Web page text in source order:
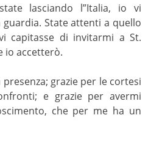
lasciando l”Italia, io vi
State attenti a quello
capitasse di invitarmi a St.
io accetterò.
grazie per le cortesi
e grazie per avermi
che per me ha un